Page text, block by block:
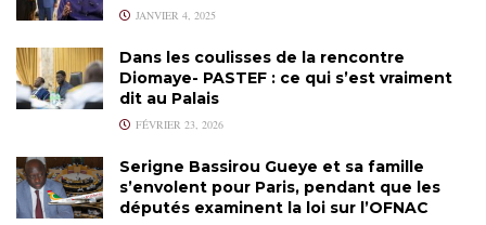
JANVIER 4, 2025
Dans les coulisses de la rencontre
Diomaye- PASTEF : ce qui s’est vraiment
dit au Palais
FÉVRIER 23, 2026
Serigne Bassirou Gueye et sa famille
s’envolent pour Paris, pendant que les
députés examinent la loi sur l’OFNAC